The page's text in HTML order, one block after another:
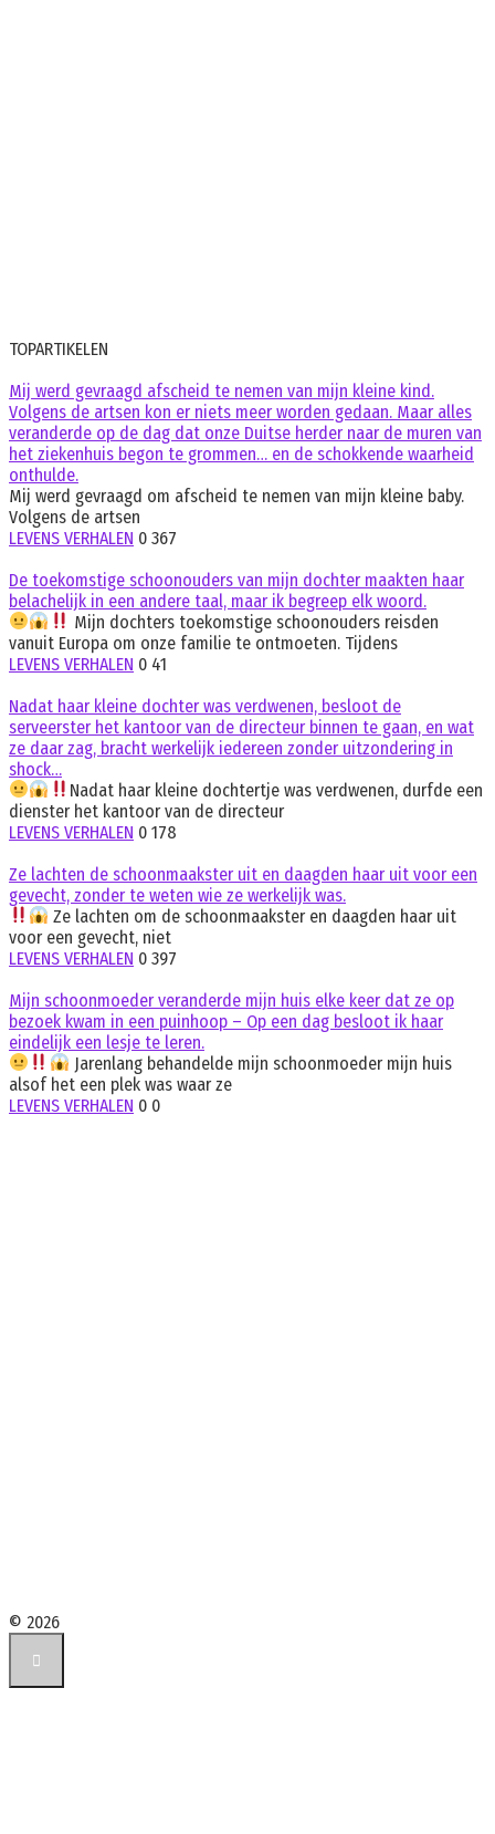
TOPARTIKELEN
Mij werd gevraagd afscheid te nemen van mijn kleine kind.
Volgens de artsen kon er niets meer worden gedaan. Maar alles
veranderde op de dag dat onze Duitse herder naar de muren van
het ziekenhuis begon te grommen… en de schokkende waarheid
onthulde.
Mij werd gevraagd om afscheid te nemen van mijn kleine baby.
Volgens de artsen
LEVENS VERHALEN 0 367
De toekomstige schoonouders van mijn dochter maakten haar
belachelijk in een andere taal, maar ik begreep elk woord.
Mijn dochters toekomstige schoonouders reisden
vanuit Europa om onze familie te ontmoeten. Tijdens
LEVENS VERHALEN 0 41
Nadat haar kleine dochter was verdwenen, besloot de
serveerster het kantoor van de directeur binnen te gaan, en wat
ze daar zag, bracht werkelijk iedereen zonder uitzondering in
shock…
Nadat haar kleine dochtertje was verdwenen, durfde een
dienster het kantoor van de directeur
LEVENS VERHALEN 0 178
Ze lachten de schoonmaakster uit en daagden haar uit voor een
gevecht, zonder te weten wie ze werkelijk was.
Ze lachten om de schoonmaakster en daagden haar uit
voor een gevecht, niet
LEVENS VERHALEN 0 397
Mijn schoonmoeder veranderde mijn huis elke keer dat ze op
bezoek kwam in een puinhoop – Op een dag besloot ik haar
eindelijk een lesje te leren.
Jarenlang behandelde mijn schoonmoeder mijn huis
alsof het een plek was waar ze
LEVENS VERHALEN 0 0
© 2026